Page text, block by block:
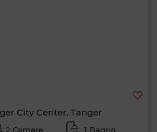
City Center, Tanger
2 Camere 1 Bagno